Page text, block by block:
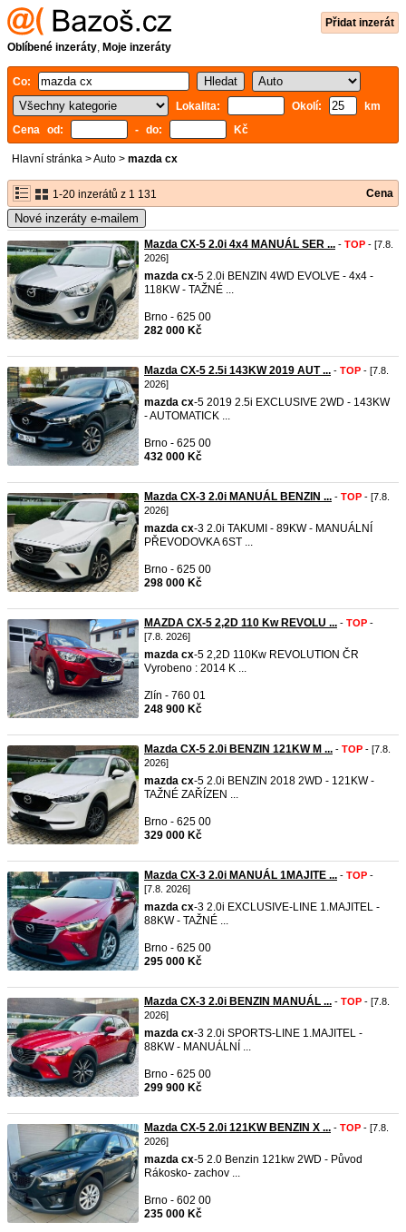
Přidat inzerát
Oblíbené inzeráty, Moje inzeráty
Co:
Lokalita:
Okolí:
km
Cena od:
- do: Kč
Hlavní stránka >Auto > mazda cx
1-20 inzerátů z 1 131 Cena
Nové inzeráty e-mailem
Mazda CX-5 2.0i 4x4 MANUÁL SER ... - TOP - [7.8.
2026]
mazda cx-5 2.0i BENZIN 4WD EVOLVE - 4x4 -
118KW - TAŽNÉ ...
Brno - 625 00
282 000 Kč
Mazda CX-5 2.5i 143KW 2019 AUT ... - TOP - [7.8.
2026]
mazda cx-5 2019 2.5i EXCLUSIVE 2WD - 143KW
- AUTOMATICK ...
Brno - 625 00
432 000 Kč
Mazda CX-3 2.0i MANUÁL BENZIN ... - TOP - [7.8.
2026]
mazda cx-3 2.0i TAKUMI - 89KW - MANUÁLNÍ
PŘEVODOVKA 6ST ...
Brno - 625 00
298 000 Kč
MAZDA CX-5 2,2D 110 Kw REVOLU ... - TOP -
[7.8. 2026]
mazda cx-5 2,2D 110Kw REVOLUTION ČR
Vyrobeno : 2014 K ...
Zlín - 760 01
248 900 Kč
Mazda CX-5 2.0i BENZIN 121KW M ... - TOP - [7.8.
2026]
mazda cx-5 2.0i BENZIN 2018 2WD - 121KW -
TAŽNÉ ZAŘÍZEN ...
Brno - 625 00
329 000 Kč
Mazda CX-3 2.0i MANUÁL 1MAJITE ... - TOP -
[7.8. 2026]
mazda cx-3 2.0i EXCLUSIVE-LINE 1.MAJITEL -
88KW - TAŽNÉ ...
Brno - 625 00
295 000 Kč
Mazda CX-3 2.0i BENZIN MANUÁL ... - TOP - [7.8.
2026]
mazda cx-3 2.0i SPORTS-LINE 1.MAJITEL -
88KW - MANUÁLNÍ ...
Brno - 625 00
299 900 Kč
Mazda CX-5 2.0i 121KW BENZIN X ... - TOP - [7.8.
2026]
mazda cx-5 2.0 Benzin 121kw 2WD - Původ
Rákosko- zachov ...
Brno - 602 00
235 000 Kč